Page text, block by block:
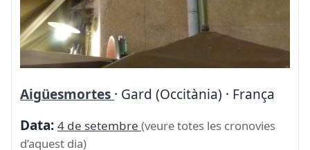
Aigüesmortes · Gard (Occitània) · França
Data: 4 de setembre (veure totes les cronovies
d’aquest dia)